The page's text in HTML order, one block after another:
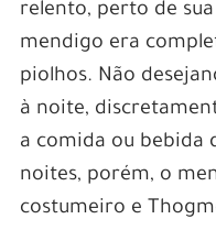
relento, perto de
mendigo era
piolhos. Não
à noite,
a comida ou bebida
noites, porém, o
costumeiro e